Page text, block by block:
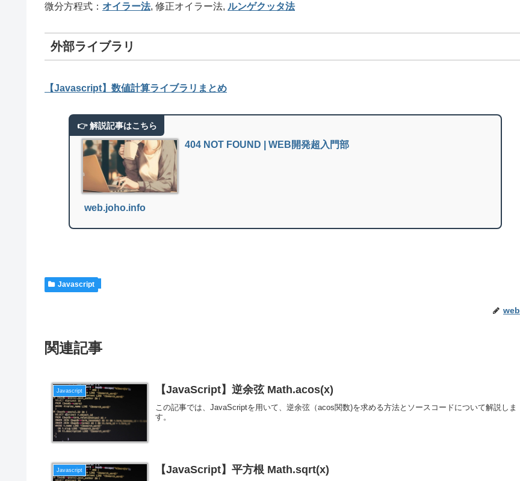
微分方程式： オイラー法, 修正オイラー法, ルンゲクッタ法
外部ライブラリ
【Javascript】数値計算ライブラリまとめ
404 NOT FOUND | WEB開発超入門部
web.joho.info
Javascript
web
関連記事
Javascript 【JavaScript】逆余弦 Math.acos(x)
この記事では、JavaScriptを用いて、逆余弦（acos関数)を求める方法とソースコードについて解説しま
す。
Javascript 【JavaScript】平方根 Math.sqrt(x)